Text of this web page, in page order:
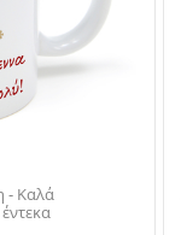
- Καλά